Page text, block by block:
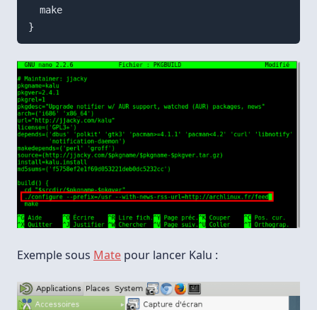
  make
Exemple sous Mate pour lancer Kalu :